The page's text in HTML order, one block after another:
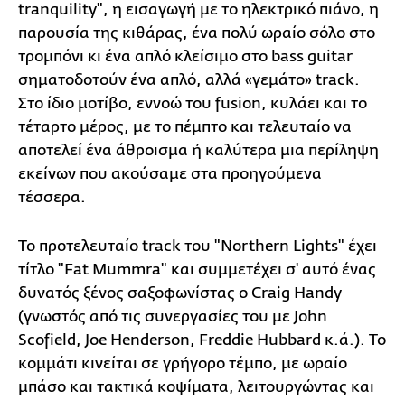
tranquility", η εισαγωγή με το ηλεκτρικό πιάνο, η
παρουσία της κιθάρας, ένα πολύ ωραίο σόλο στο
τρομπόνι κι ένα απλό κλείσιμο στο bass guitar
σηματοδοτούν ένα απλό, αλλά «γεμάτο» track.
Στο ίδιο μοτίβο, εννοώ του fusion, κυλάει και το
τέταρτο μέρος, με το πέμπτο και τελευταίο να
αποτελεί ένα άθροισμα ή καλύτερα μια περίληψη
εκείνων που ακούσαμε στα προηγούμενα
τέσσερα.
Το προτελευταίο track του "Northern Lights" έχει
τίτλο "Fat Mummra" και συμμετέχει σ' αυτό ένας
δυνατός ξένος σαξοφωνίστας ο Craig Handy
(γνωστός από τις συνεργασίες του με John
Scofield, Joe Henderson, Freddie Hubbard κ.ά.). Το
κομμάτι κινείται σε γρήγορο τέμπο, με ωραίο
μπάσο και τακτικά κοψίματα, λειτουργώντας και